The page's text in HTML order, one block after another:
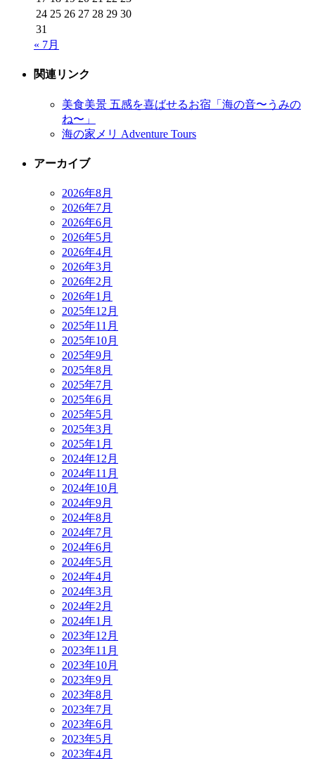
24 25 26 27 28 29 30
31
« 7月
関連リンク
美食美景 五感を喜ばせるお宿「海の音〜うみの
ね〜」
海の家メリ Adventure Tours
アーカイブ
2026年8月
2026年7月
2026年6月
2026年5月
2026年4月
2026年3月
2026年2月
2026年1月
2025年12月
2025年11月
2025年10月
2025年9月
2025年8月
2025年7月
2025年6月
2025年5月
2025年3月
2025年1月
2024年12月
2024年11月
2024年10月
2024年9月
2024年8月
2024年7月
2024年6月
2024年5月
2024年4月
2024年3月
2024年2月
2024年1月
2023年12月
2023年11月
2023年10月
2023年9月
2023年8月
2023年7月
2023年6月
2023年5月
2023年4月